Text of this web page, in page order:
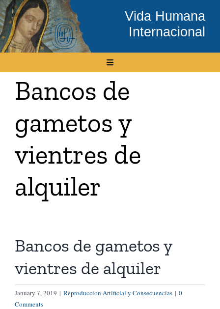
Skip
to
content
Vida Humana
Internacional
Toggle
Inicio
Conócenos
Temas
Boletín Electrónico
Tienda Virtual
Buscar
Bancos de
gametos y
vientres de
alquiler
Bancos de gametos y
vientres de alquiler
January 7, 2019 | Reproduccion Artificial y Consecuencias | 0
Comments